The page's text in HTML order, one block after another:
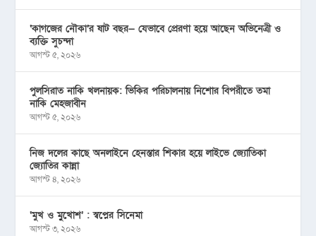
‘কাগজের নৌকা’র ষাট বছর— যেভাবে প্রেরণা হয়ে আছেন অভিনেত্রী ও
ব্যক্তি সুচন্দা
আগস্ট ৫, ২০২৬
পুলসিরাত নাকি খলনায়ক: ভিকির পরিচালনায় নিশোর বিপরীতে তমা
নাকি মেহজাবীন
আগস্ট ৫, ২০২৬
নিজ দলের কাছে অনলাইনে হেনস্তার শিকার হয়ে লাইভে জ্যোতিকা
জ্যোতির কান্না
আগস্ট ৪, ২০২৬
‘মুখ ও মু্খোশ’ : স্বপ্নের সিনেমা
আগস্ট ৩, ২০২৬